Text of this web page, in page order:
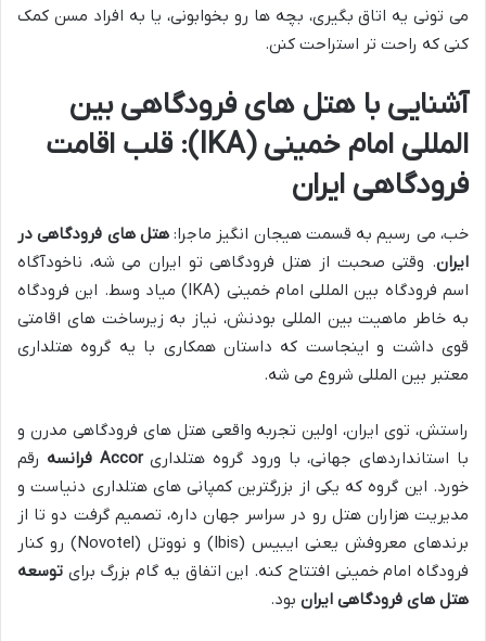
می تونی یه اتاق بگیری، بچه ها رو بخوابونی، یا به افراد مسن کمک
کنی که راحت تر استراحت کنن.
آشنایی با هتل های فرودگاهی بین
المللی امام خمینی (IKA): قلب اقامت
فرودگاهی ایران
خب، می رسیم به قسمت هیجان انگیز ماجرا:هتل های فرودگاهی در
ایران. وقتی صحبت از هتل فرودگاهی تو ایران می شه، ناخودآگاه
اسم فرودگاه بین المللی امام خمینی (IKA) میاد وسط. این فرودگاه
به خاطر ماهیت بین المللی بودنش، نیاز به زیرساخت های اقامتی
قوی داشت و اینجاست که داستان همکاری با یه گروه هتلداری
معتبر بین المللی شروع می شه.
راستش، توی ایران، اولین تجربه واقعی هتل های فرودگاهی مدرن و
با استانداردهای جهانی، با ورود گروه هتلداریAccor فرانسه
رقم
خورد. این گروه که یکی از بزرگترین کمپانی های هتلداری دنیاست و
مدیریت هزاران هتل رو در سراسر جهان داره، تصمیم گرفت دو تا از
برندهای معروفش یعنی ایبیس (Ibis) و نووتل (Novotel) رو کنار
فرودگاه امام خمینی افتتاح کنه. این اتفاق یه گام بزرگ برای توسعه
هتل های فرودگاهی ایران بود.